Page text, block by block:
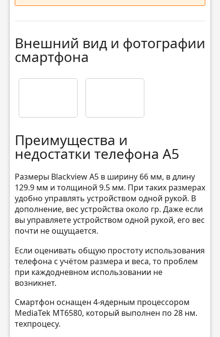
Внешний вид и фотографии
смартфона
Преимущества и
недостатки телефона A5
Размеры Blackview A5 в ширину 66 мм, в длину
129.9 мм и толщиной 9.5 мм. При таких размерах
удобно управлять устройством одной рукой. В
дополнение, вес устройства около гр. Даже если
вы управляете устройством одной рукой, его вес
почти не ощущается.
Если оценивать общую простоту использования
телефона с учётом размера и веса, то проблем
при каждодневном использовании не
возникнет.
Смартфон оснащен 4-ядерным процессором
MediaTek MT6580, который выполнен по 28 нм.
техпроцесу.